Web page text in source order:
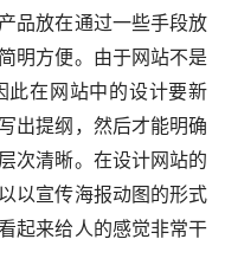
品放在通过一些手段放
明方便。由于网站不是
此在网站中的设计要新
出提纲，然后才能明确
次清晰。 在设计网站的
以宣传海报动图的形式
起来给人的感觉非常干